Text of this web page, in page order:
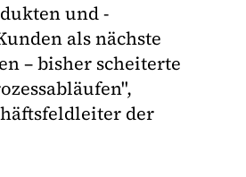
und -
als nächste
– bisher scheiterte
der